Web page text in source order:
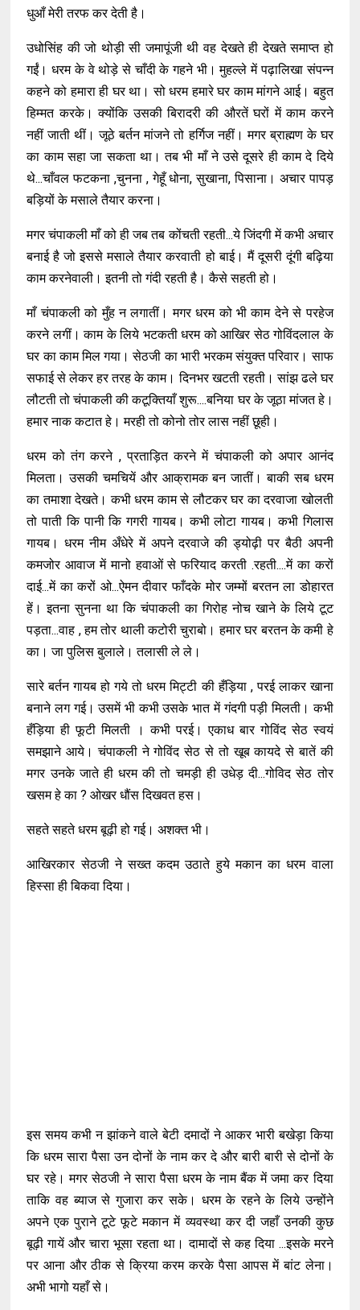
धुआँ मेरी तरफ कर देती है।
उधोसिंह की जो थोड़ी सी जमापूंजी थी वह देखते ही देखते समाप्त हो
गईं। धरम के वे थोड़े से चाँदी के गहने भी। मुहल्ले में पढ़ालिखा संपन्न
कहने को हमारा ही घर था। सो धरम हमारे घर काम मांगने आई। बहुत
हिम्मत करके। क्योंकि उसकी बिरादरी की औरतें घरों में काम करने
नहीं जाती थीं। जूठे बर्तन मांजने तो हर्गिज नहीं। मगर ब्राह्मण के घर
का काम सहा जा सकता था। तब भी माँ ने उसे दूसरे ही काम दे दिये
थे...चाँवल फटकना ,चुनना , गेहूँ धोना, सुखाना, पिसाना। अचार पापड़
बड़ियों के मसाले तैयार करना।
मगर चंपाकली माँ को ही जब तब कोंचती रहती...ये जिंदगी में कभी अचार
बनाई है जो इससे मसाले तैयार करवाती हो बाई। मैं दूसरी दूंगी बढ़िया
काम करनेवाली। इतनी तो गंदी रहती है। कैसे सहती हो।
माँ चंपाकली को मुँह न लगातीं। मगर धरम को भी काम देने से परहेज
करने लगीं। काम के लिये भटकती धरम को आखिर सेठ गोविंदलाल के
घर का काम मिल गया। सेठजी का भारी भरकम संयुक्त परिवार। साफ
सफाई से लेकर हर तरह के काम। दिनभर खटती रहती। सांझ ढले घर
लौटती तो चंपाकली की कटूक्तियाँ शुरू....बनिया घर के जूठा मांजत हे।
हमार नाक कटात हे। मरही तो कोनो तोर लास नहीं छूही।
धरम को तंग करने , प्रताड़ित करने में चंपाकली को अपार आनंद
मिलता। उसकी चमचियें और आक्रामक बन जातीं। बाकी सब धरम
का तमाशा देखते। कभी धरम काम से लौटकर घर का दरवाजा खोलती
तो पाती कि पानी कि गगरी गायब। कभी लोटा गायब। कभी गिलास
गायब। धरम नीम अँधेरे में अपने दरवाजे की ड्योढ़ी पर बैठी अपनी
कमजोर आवाज में मानो हवाओं से फरियाद करती .रहती....में का करों
दाई...में का करों ओ...ऐमन दीवार फाँदके मोर जम्मों बरतन ला डोहारत
हें। इतना सुनना था कि चंपाकली का गिरोह नोच खाने के लिये टूट
पड़ता...वाह , हम तोर थाली कटोरी चुराबो। हमार घर बरतन के कमी हे
का। जा पुलिस बुलाले। तलासी ले ले।
सारे बर्तन गायब हो गये तो धरम मिट्टी की हँड़िया , परई लाकर खाना
बनाने लग गई। उसमें भी कभी उसके भात में गंदगी पड़ी मिलती। कभी
हँड़िया ही फूटी मिलती । कभी परई। एकाध बार गोविंद सेठ स्वयं
समझाने आये। चंपाकली ने गोविंद सेठ से तो खूब कायदे से बातें की
मगर उनके जाते ही धरम की तो चमड़ी ही उधेड़ दी...गोविद सेठ तोर
खसम हे का ? ओखर धौंस दिखवत हस।
सहते सहते धरम बूढ़ी हो गई। अशक्त भी।
आखिरकार सेठजी ने सख्त कदम उठाते हुये मकान का धरम वाला
हिस्सा ही बिकवा दिया।
इस समय कभी न झांकने वाले बेटी दमादों ने आकर भारी बखेड़ा किया
कि धरम सारा पैसा उन दोनों के नाम कर दे और बारी बारी से दोनों के
घर रहे। मगर सेठजी ने सारा पैसा धरम के नाम बैंक में जमा कर दिया
ताकि वह ब्याज से गुजारा कर सके। धरम के रहने के लिये उन्होंने
अपने एक पुराने टूटे फूटे मकान में व्यवस्था कर दी जहाँ उनकी कुछ
बूढ़ी गायें और चारा भूसा रहता था। दामादों से कह दिया ...इसके मरने
पर आना और ठीक से क्रिया करम करके पैसा आपस में बांट लेना।
अभी भागो यहाँ से।